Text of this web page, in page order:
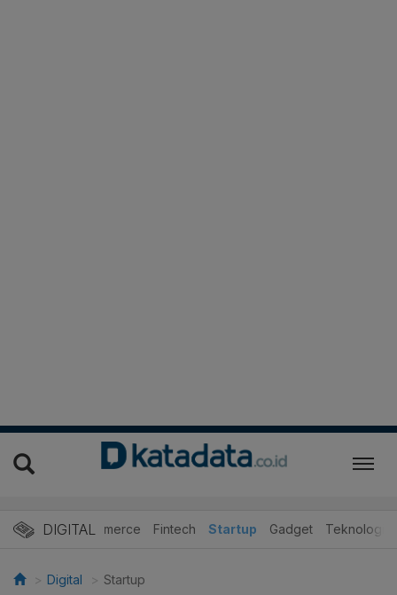
DIGITAL
E-Commerce Fintech Startup Gadget Teknologi
Digital Startup